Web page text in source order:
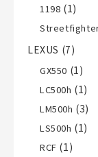
1198 (1)
LEXUS (7)
GX550 (1)
LC500h (1)
LM500h (3)
LS500h (1)
RCF (1)